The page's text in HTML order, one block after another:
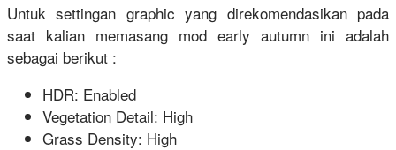
Untuk settingan graphic yang direkomendasikan pada
saat kalian memasang mod early autumn ini adalah
sebagai berikut :
HDR: Enabled
Vegetation Detail: High
Grass Density: High